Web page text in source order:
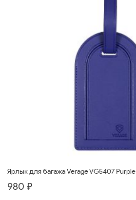
Ярлык для багажа Verage VG5407 Purple
980 ₽